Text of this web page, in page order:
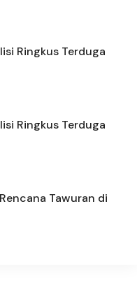
Ringkus Terduga
Ringkus Terduga
Tawuran di